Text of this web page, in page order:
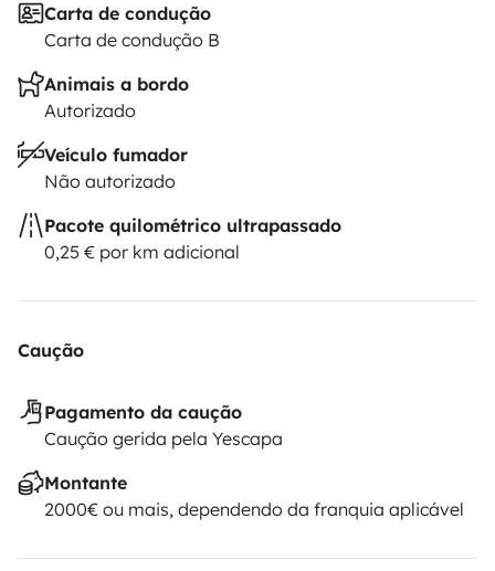
Carta de condução
Carta de condução B
Animais a bordo
Autorizado
Veículo fumador
Não autorizado
Pacote quilométrico ultrapassado
0,25 € por km adicional
Caução
Pagamento da caução
Caução gerida pela Yescapa
Montante
2000€ ou mais, dependendo da franquia aplicável